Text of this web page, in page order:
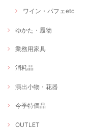
ワイン・パフェetc
ゆかた・履物
業務用家具
消耗品
演出小物・花器
今季特価品
OUTLET